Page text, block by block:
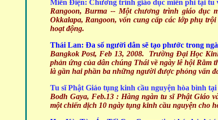
Miến Điện: Chương trình giáo dục miễn phí tại tu
Rangoon, Burma -- Một chương trình giáo dục
Okkalapa, Rangoon, vốn cung cấp các lớp phụ
hoạt động.
Thái Lan: Đa số người dân sẽ tạo phước trong
Bangkok Post, Feb 13, 2008. Trường Đại Học
phản ứng của dân chúng Thái về ngày lễ hội Rằm
là gần hai phần ba những người được phỏng vấn
Tu sĩ Phật Giáo tụng kinh cầu nguyện hòa bình
Bodh Gaya, Feb.13 : Hàng ngàn tu sĩ Phật Giáo
một chiến dịch 10 ngày tụng kinh cầu nguyện cho